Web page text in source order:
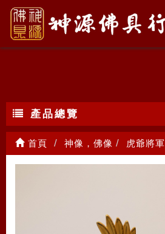
虎爺將軍
產品總覽
首頁 神像，佛像 虎爺將軍